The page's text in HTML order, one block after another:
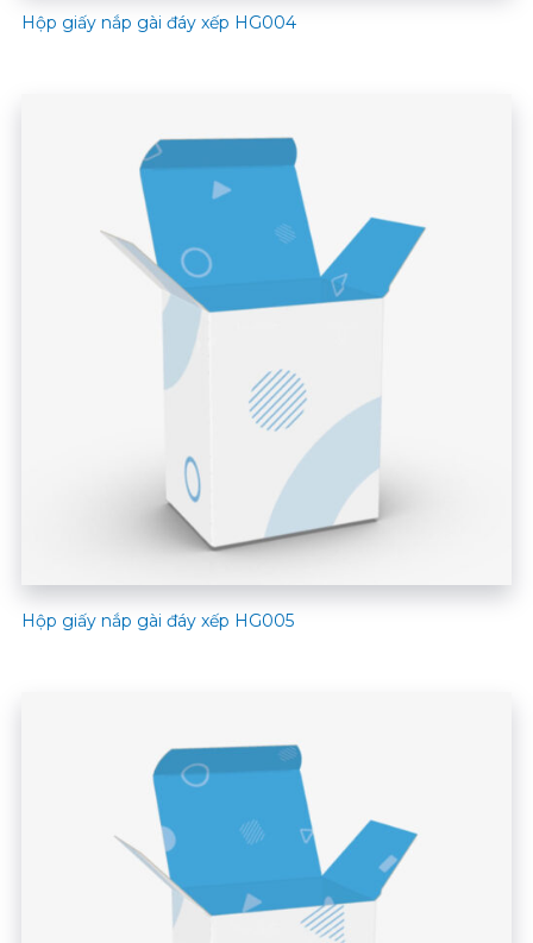
Hộp giấy nắp gài đáy xếp HG004
Hộp giấy nắp gài đáy xếp HG005